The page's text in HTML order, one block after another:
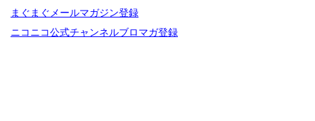
まぐまぐメールマガジン登録
ニコニコ公式チャンネルブロマガ登録